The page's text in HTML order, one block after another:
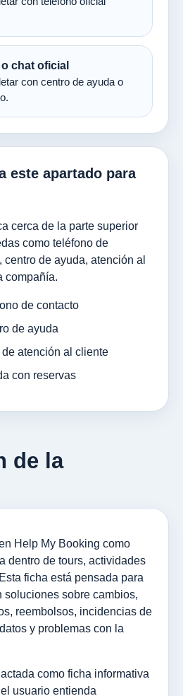
chat oficial
con centro de ayuda o
este apartado para
cerca de la parte superior
como teléfono de
de ayuda, atención al
compañía.
de contacto
de ayuda
atención al cliente
con reservas
de la
Help My Booking como
dentro de tours, actividades
ficha está pensada para
soluciones sobre cambios,
reembolsos, incidencias de
y problemas con la
como ficha informativa
usuario entienda